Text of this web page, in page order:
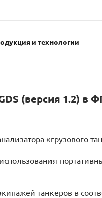
и технологии
(версия 1.2)
«грузового
танкеров в